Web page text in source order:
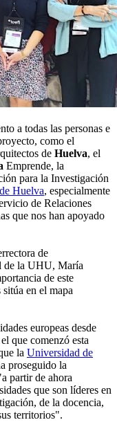
a todas las personas e
como el
de Huelva, el
Emprende, la
para la Investigación
Huelva, especialmente
de Relaciones
que nos han apoyado
de
de la UHU, María
de este
en el mapa
europeas desde
que comenzó esta
la Universidad de
proseguido la
partir de ahora
que son líderes en
de la docencia,
territorios".